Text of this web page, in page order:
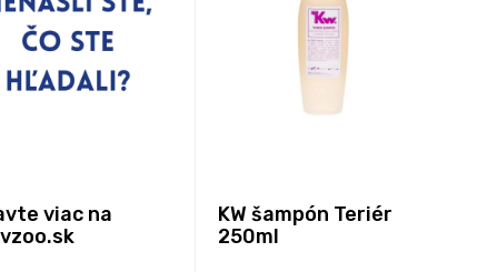
viac na
KW šampón Teriér
250ml